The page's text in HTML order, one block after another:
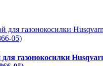
газонокосилки